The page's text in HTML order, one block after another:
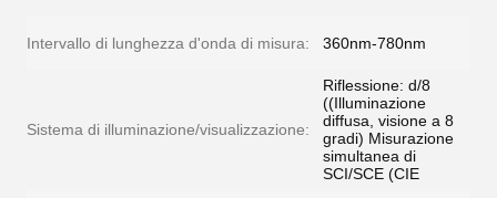
Intervallo di lunghezza d'onda di misura: 360nm-780nm
Sistema di illuminazione/visualizzazione:
Riflessione: d/8
((Illuminazione
diffusa, visione a 8
gradi) Misurazione
simultanea di
SCI/SCE (CIE